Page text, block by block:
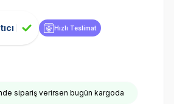
Hızlı Teslimat
sipariş verirsen bugün kargoda